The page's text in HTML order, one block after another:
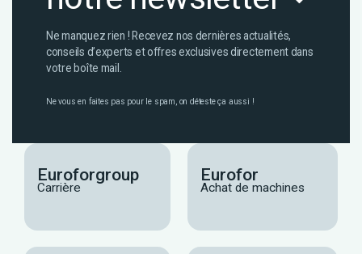
Ne manquez rien ! Recevez nos dernières actualités,
conseils d’experts et offres exclusives directement dans
votre boîte mail.
Ne vous en faites pas pour le spam, on déteste ça aussi !
Euroforgroup
Carrière
Eurofor
Achat de machines